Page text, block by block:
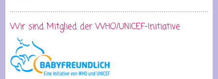
Wir sind Mitglied der WHO/UNICEF-Initiative